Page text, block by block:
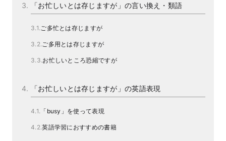
「お忙しいとは存じますが」の言い換え・類語
ご多忙とは存じますが
ご多用とは存じますが
お忙しいところ恐縮ですが
「お忙しいとは存じますが」の英語表現
「busy」を使って表現
英語学習におすすめの書籍